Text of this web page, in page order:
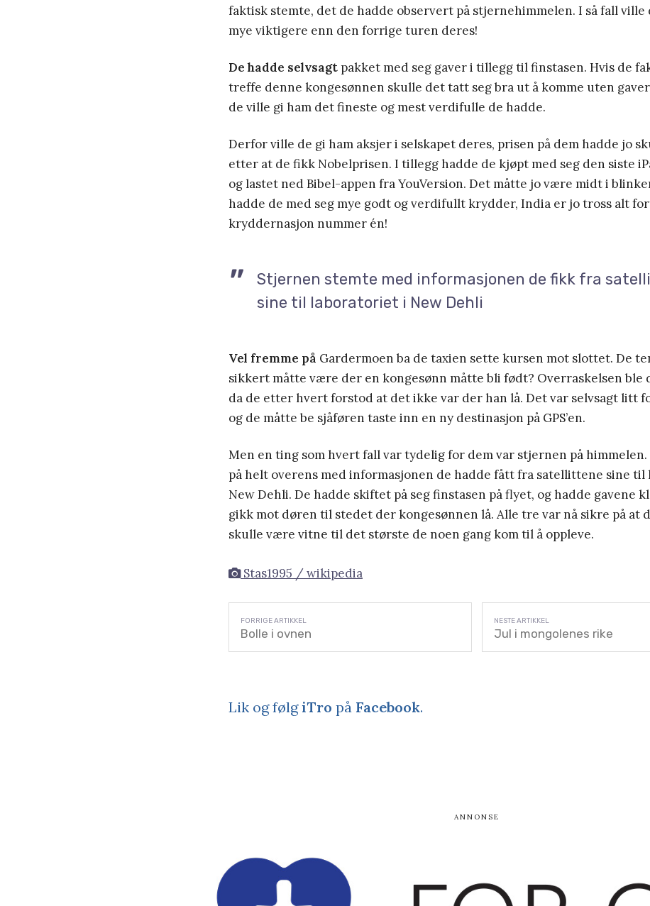
faktisk stemte, det de hadde observert på stjernehimmelen. I så fall
mye viktigere enn den forrige turen deres!
De hadde selvsagt pakket med seg gaver i tillegg til finstasen. Hvis de
treffe denne kongesønnen skulle det tatt seg bra ut å komme uten
de ville gi ham det fineste og mest verdifulle de hadde.
Derfor ville de gi ham aksjer i selskapet deres, prisen på dem hadde jo
etter at de fikk Nobelprisen. I tillegg hadde de kjøpt med seg den siste
og lastet ned Bibel-appen fra YouVersion. Det måtte jo være midt i
hadde de med seg mye godt og verdifullt krydder, India er jo tross alt
kryddernasjon nummer én!
Stjernen stemte med informasjonen de fikk fra
sine til laboratoriet i New Dehli
Vel fremme på Gardermoen ba de taxien sette kursen mot slottet. De
sikkert måtte være der en kongesønn måtte bli født? Overraskelsen ble
da de etter hvert forstod at det ikke var der han lå. Det var selvsagt litt
og de måtte be sjåføren taste inn en ny destinasjon på GPS’en.
Men en ting som hvert fall var tydelig for dem var stjernen på himmelen.
på helt overens med informasjonen de hadde fått fra satellittene sine
New Dehli. De hadde skiftet på seg finstasen på flyet, og hadde gavene
gikk mot døren til stedet der kongesønnen lå. Alle tre var nå sikre på at
skulle være vitne til det største de noen gang kom til å oppleve.
Stas1995 / wikipedia
Bolle i ovnen Jul i mongolenes rike
Lik og følgiTro på Facebook.